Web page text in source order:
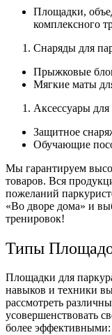
Площадки,
комплексного
Снаряды для
Прыжковые
Мягкие маты
Аксессуары для
Защитное
Обучающие
Мы гарантируем
товаров. Вся
пожеланий
«Во дворе дома» и
тренировок!
Типы
Площадки для
навыков и техники
рассмотреть
усовершенствовать
более эффективными: